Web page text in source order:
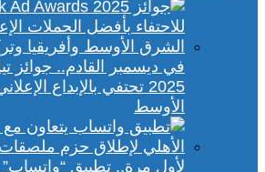
2025 تحتفي بالإبداع
الأوسط
لأول مرة.. تطبيق “واتساب”